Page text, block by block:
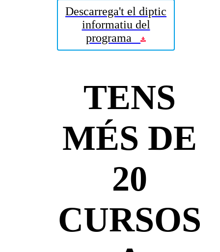
Descarrega't el diptic
informatiu del
programa
TENS
MÉS DE
20
CURSOS